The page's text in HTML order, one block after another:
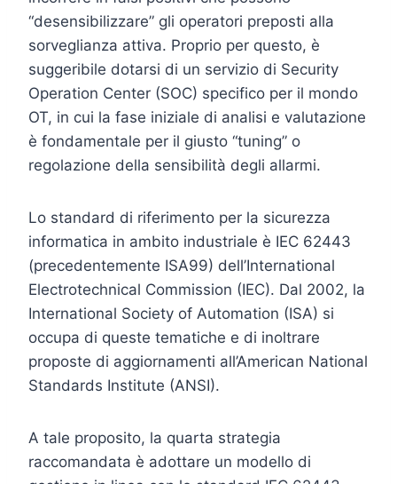
“desensibilizzare” gli operatori preposti alla
sorveglianza attiva. Proprio per questo, è
suggeribile dotarsi di un servizio di Security
Operation Center (SOC) specifico per il mondo
OT, in cui la fase iniziale di analisi e valutazione
è fondamentale per il giusto “tuning” o
regolazione della sensibilità degli allarmi.
Lo standard di riferimento per la sicurezza
informatica in ambito industriale è IEC 62443
(precedentemente ISA99) dell’International
Electrotechnical Commission (IEC). Dal 2002, la
International Society of Automation (ISA) si
occupa di queste tematiche e di inoltrare
proposte di aggiornamenti all’American National
Standards Institute (ANSI).
A tale proposito, la quarta strategia
raccomandata è adottare un modello di